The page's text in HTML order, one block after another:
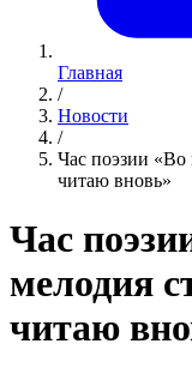
Главная
/
Новости
/
Час поэзии «Во
читаю вновь»
Час
мелодия
читаю